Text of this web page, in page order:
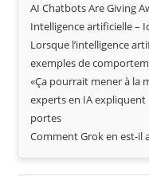
AI Chatbots Are Giving
Intelligence artificielle –
Lorsque l’intelligence
exemples de
«Ça pourrait mener à la
experts en IA
portes
Comment Grok en est-il